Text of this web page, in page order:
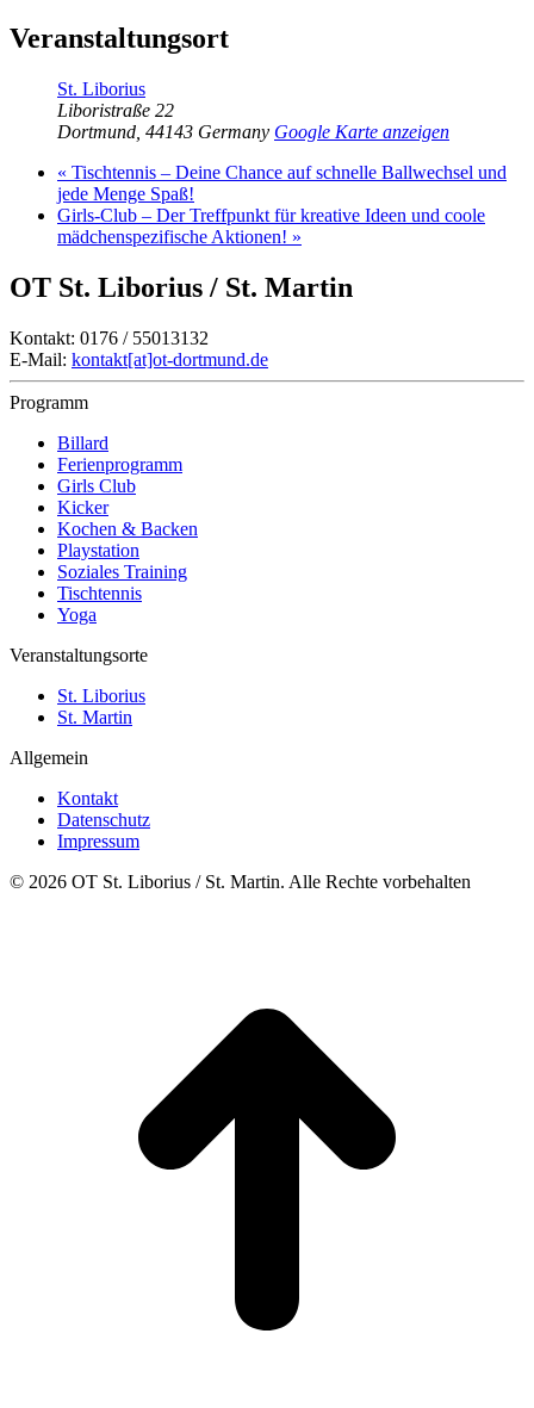
Veranstaltungsort
St. Liborius
Liboristraße 22
Dortmund 44143 Germany Google Karte anzeigen
« Tischtennis – Deine Chance auf schnelle Ballwechsel und
jede Menge Spaß!
Girls-Club – Der Treffpunkt für kreative Ideen und coole
mädchenspezifische Aktionen! »
OT St. Liborius / St. Martin
Kontakt: 0176 / 55013132
E-Mail: kontakt[at]ot-dortmund.de
Programm
Billard
Ferienprogramm
Girls Club
Kicker
Kochen & Backen
Playstation
Soziales Training
Tischtennis
Yoga
Veranstaltungsorte
St. Liborius
St. Martin
Allgemein
Kontakt
Datenschutz
Impressum
© 2026 OT St. Liborius / St. Martin. Alle Rechte vorbehalten